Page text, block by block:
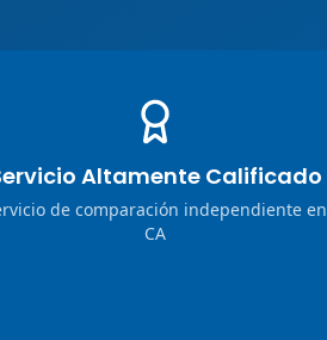
Altamente Calificado
de comparación independiente en
CA